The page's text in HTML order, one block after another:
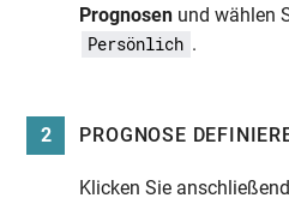
Prognosen und wählen
Persönlich .
2 PROGNOSE
Klicken Sie